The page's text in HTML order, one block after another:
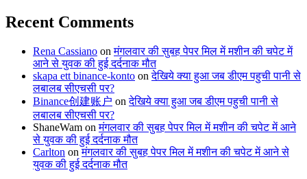
Recent Comments
Rena Cassiano onमंगलवार की सुबह पेपर मिल में मशीन की चपेट में
आने से युवक की हुई दर्दनाक मौत
skapa ett binance-konto onदेखिये क्या हुआ जब डीएम पहुची पानी से
लबालब सीएचसी पर?
Binance创建账户 onदेखिये क्या हुआ जब डीएम पहुची पानी से
लबालब सीएचसी पर?
ShaneWam onमंगलवार की सुबह पेपर मिल में मशीन की चपेट में आने
से युवक की हुई दर्दनाक मौत
Carlton onमंगलवार की सुबह पेपर मिल में मशीन की चपेट में आने से
युवक की हुई दर्दनाक मौत